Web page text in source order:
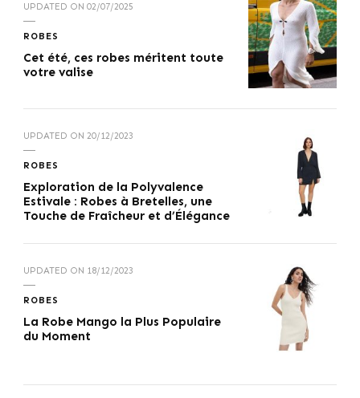
UPDATED ON 02/07/2025
ROBES
Cet été, ces robes méritent toute
votre valise
UPDATED ON 20/12/2023
ROBES
Exploration de la Polyvalence
Estivale : Robes à Bretelles, une
Touche de Fraîcheur et d’Élégance
UPDATED ON 18/12/2023
ROBES
La Robe Mango la Plus Populaire
du Moment